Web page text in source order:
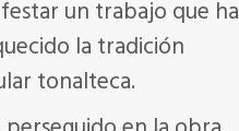
un trabajo que ha
la tradición
tonalteca.